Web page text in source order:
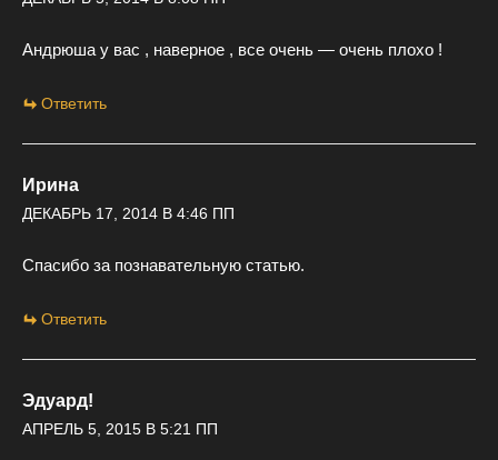
Андрюша у вас , наверное , все очень — очень плохо !
Ответить
Ирина
ДЕКАБРЬ 17, 2014 В 4:46 ПП
Спасибо за познавательную статью.
Ответить
Эдуард!
АПРЕЛЬ 5, 2015 В 5:21 ПП